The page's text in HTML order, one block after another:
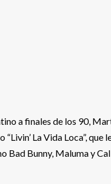
a finales de los 90,
La Vida Loca”,
Bunny, Maluma y